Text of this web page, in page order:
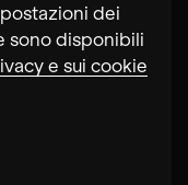
dei
sono disponibili
e sui cookie